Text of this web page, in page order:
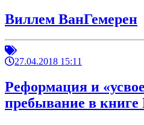
Виллем ВанГемерен
27.04.2018 15:11
Реформация и
пребывание в книге